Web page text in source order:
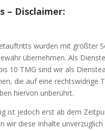
– Disclaimer:
wurden mit größter
übernehmen. Als
10 TMG sind wir als
die auf eine rechtswidrige
hiervon unberührt.
ist jedoch erst ab dem
wir diese Inhalte